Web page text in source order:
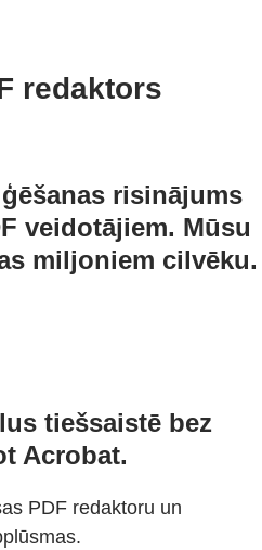
redaktors
risinājums
veidotājiem. Mūsu
miljoniem cilvēku.
tiešsaistē bez
Acrobat.
PDF redaktoru un